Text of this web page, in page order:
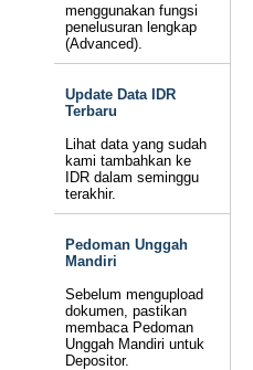
menggunakan fungsi
penelusuran lengkap
(Advanced).
Update Data IDR
Terbaru
Lihat data yang sudah
kami tambahkan ke
IDR dalam seminggu
terakhir.
Pedoman Unggah
Mandiri
Sebelum mengupload
dokumen, pastikan
membaca Pedoman
Unggah Mandiri untuk
Depositor.